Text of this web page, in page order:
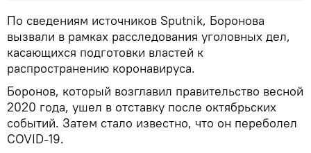
По сведениям источников Sputnik, Боронова
вызвали в рамках расследования уголовных дел,
касающихся подготовки властей к
распространению коронавируса.
Боронов, который возглавил правительство весной
2020 года, ушел в отставку после октябрьских
событий. Затем стало известно, что он переболел
COVID-19.